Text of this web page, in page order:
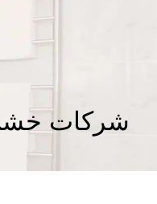
شركات